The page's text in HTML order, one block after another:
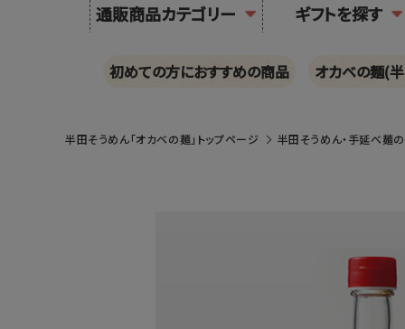
通販商品カテゴリー ギフトを探す
初めての方におすすめの商品 オカベの麺(
半田そうめん「オカベの麺」トップページ 半田そうめん・手延べ麺